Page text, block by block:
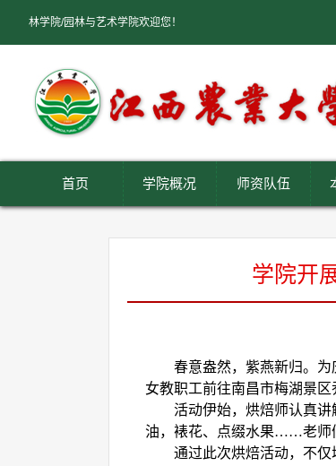
林学院/园林与艺术学院欢迎您！
首页 学院概况 师资队伍
学院开
春意盎然，紫燕新归。为
女教职工前往南昌市梅湖景区
活动伊始，烘焙师认真讲
油，裱花、点缀水果……老师
通过此次烘焙活动，不